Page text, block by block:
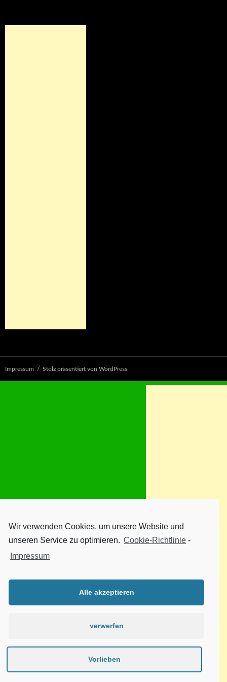
Wir verwenden Cookies, um unsere Website und
unseren Service zu optimieren. Cookie-Richtlinie -
Impressum
Alle akzeptieren
verwerfen
Vorlieben
Impressum Stolz präsentiert von WordPress